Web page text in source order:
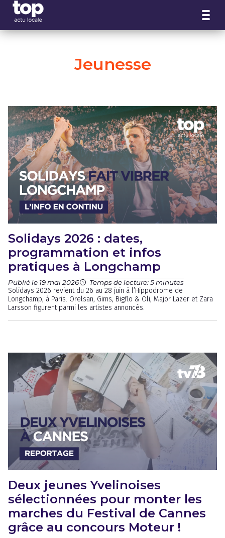
Jeunesse
Solidays 2026 : dates,
programmation et infos
pratiques à Longchamp
Publié le 19 mai 2026 Temps de lecture: 5 minutes
Solidays 2026 revient du 26 au 28 juin à l’Hippodrome de
Longchamp, à Paris. Orelsan, Gims, Bigflo & Oli, Major Lazer et Zara
Larsson figurent parmi les artistes annoncés.
Deux jeunes Yvelinoises
sélectionnées pour monter les
marches du Festival de Cannes
grâce au concours Moteur !
Panneau de gestion des cookies